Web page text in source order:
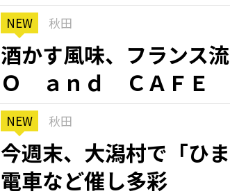
NEW 秋田
酒かす風味、フランス
Ｏ ａｎｄ ＣＡＦＥ
「マカロン『シラカミ
銘菓（９）
NEW 秋田
今週末、大潟村で「ひ
電車など催し多彩